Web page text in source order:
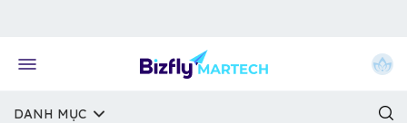
DANH MỤC